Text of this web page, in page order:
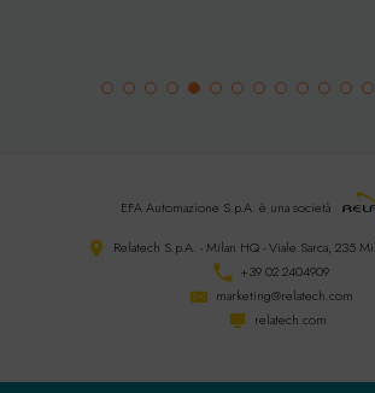
EFA Automazione S.p.A. è una società
Relatech S.p.A. - Milan HQ - Viale Sarca, 235
+39 02 2404909
marketing@relatech.com
relatech.com